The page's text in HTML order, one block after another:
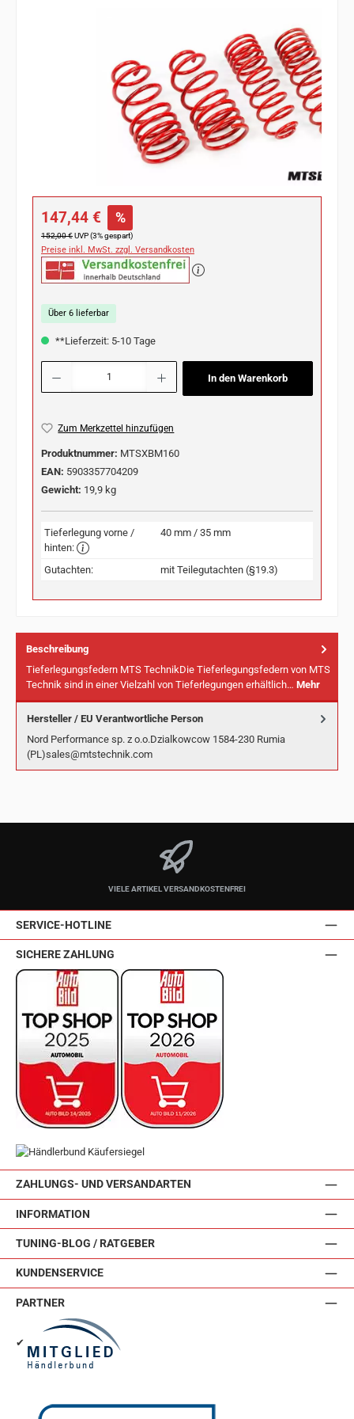
Verkaufspreis:
147,44 € %
Regulärer Preis:
152,00 €UVP (3% gespart)
Preise inkl. MwSt. zzgl. Versandkosten
Über 6 lieferbar
**Lieferzeit: 5-10 Tage
Produkt Anzahl: Gib den gewünschten Wert ein oder benutze die Schaltflächen
In den Warenkorb
Zum Merkzettel hinzufügen
Produktnummer: MTSXBM160
EAN: 5903357704209
Gewicht: 19,9 kg
Tieferlegung vorne /
hinten:
40 mm / 35 mm
Gutachten: mit Teilegutachten (§19.3)
Beschreibung
Tieferlegungsfedern MTS TechnikDie Tieferlegungsfedern von MTS
Technik sind in einer Vielzahl von Tieferlegungen erhältlich… Mehr
Hersteller / EU Verantwortliche Person
Nord Performance sp. z o.o.Dzialkowcow 1584-230 Rumia
(PL)sales@mtstechnik.com
VIELE ARTIKEL VERSANDKOSTENFREI
SERVICE-HOTLINE
ZAHLUNGS- UND VERSANDARTEN
INFORMATION
TUNING-BLOG / RATGEBER
KUNDENSERVICE
SICHERE ZAHLUNG
PARTNER
✔